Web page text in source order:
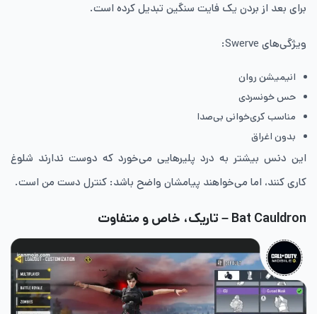
برای بعد از بردن یک فایت سنگین تبدیل کرده است.
ویژگی‌های Swerve:
انیمیشن روان
حس خونسردی
مناسب کری‌خوانی بی‌صدا
بدون اغراق
این دنس بیشتر به درد پلیرهایی می‌خورد که دوست ندارند شلوغ
کاری کنند، اما می‌خواهند پیامشان واضح باشد: کنترل دست من است.
Bat Cauldron – تاریک، خاص و متفاوت